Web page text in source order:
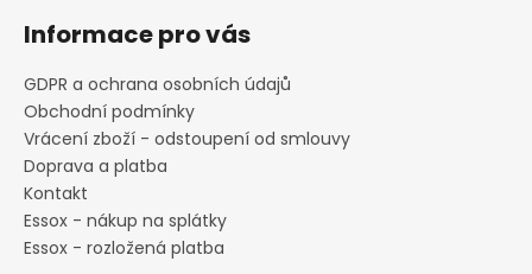
ý
i
Informace pro vás
GDPR a ochrana osobních údajů
Obchodní podmínky
Vrácení zboží - odstoupení od smlouvy
Doprava a platba
Kontakt
Essox - nákup na splátky
Essox - rozložená platba